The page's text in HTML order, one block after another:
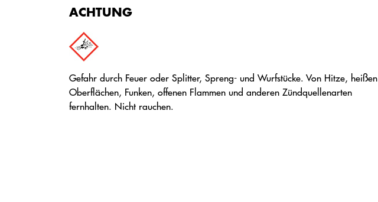
ACHTUNG
Gefahr durch Feuer oder Splitter, Spreng- und Wurfstücke. Von Hitze, heißen
Oberflächen, Funken, offenen Flammen und anderen Zündquellenarten
fernhalten. Nicht rauchen.